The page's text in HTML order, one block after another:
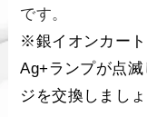
です。
※銀イオンカート
Ag+ランプが点
ジを交換しましょ